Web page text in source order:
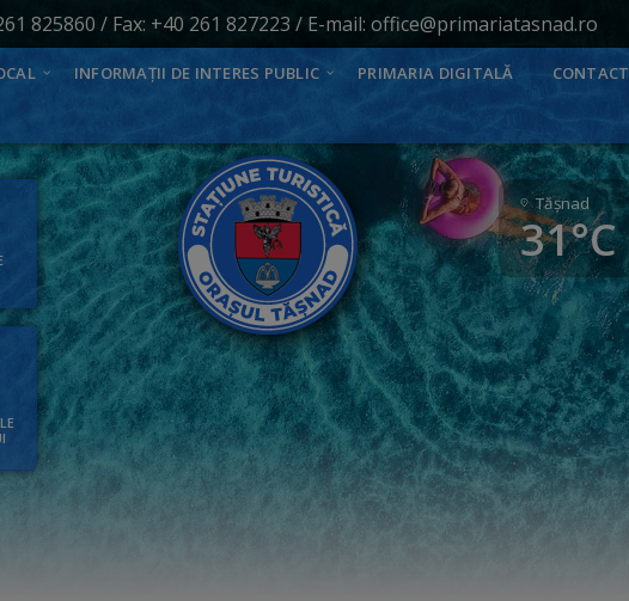
825860 / Fax: +40 261 827223 / E-mail: office@primariatasnad.ro
INFORMAȚII DE INTERES PUBLIC PRIMARIA DIGITALĂ CONTACT
Tăşnad
31°C